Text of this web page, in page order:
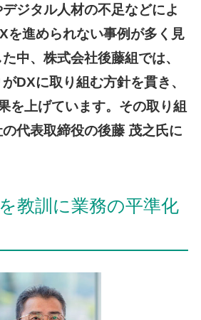
ジタル人材の不足などによ
を進められない事例が多く見
中、株式会社後藤組では、
DXに取り組む方針を貫き、
を上げています。その取り組
代表取締役の後藤 茂之氏に
教訓に業務の平準化